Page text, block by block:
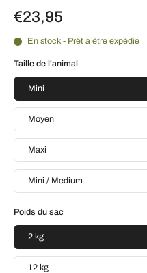
€23,95
En stock - Prêt à être expédié
Taille de l'animal
Mini
Moyen
Maxi
Mini / Medium
Poids du sac
2 kg
12 kg